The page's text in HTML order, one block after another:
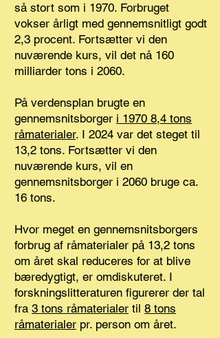
så stort som i 1970. Forbruget
vokser årligt med gennemsnitligt godt
2,3 procent. Fortsætter vi den
nuværende kurs, vil det nå 160
milliarder tons i 2060.
På verdensplan brugte en
gennemsnitsborger i 1970 8,4 tons
råmaterialer. I 2024 var det steget til
13,2 tons. Fortsætter vi den
nuværende kurs, vil en
gennemsnitsborger i 2060 bruge ca.
16 tons.
Hvor meget en gennemsnitsborgers
forbrug af råmaterialer på 13,2 tons
om året skal reduceres for at blive
bæredygtigt, er omdiskuteret. I
forskningslitteraturen figurerer der tal
fra 3 tons råmaterialer til 8 tons
råmaterialer pr. person om året.